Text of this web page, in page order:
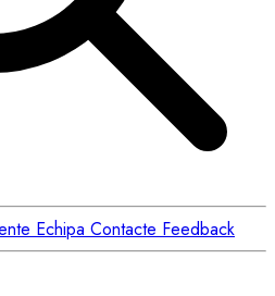
Echipa Contacte Feedback